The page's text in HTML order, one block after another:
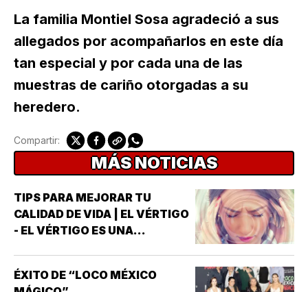
La familia Montiel Sosa agradeció a sus
allegados por acompañarlos en este día
tan especial y por cada una de las
muestras de cariño otorgadas a su
heredero.
Compartir:
MÁS NOTICIAS
TIPS PARA MEJORAR TU
CALIDAD DE VIDA | EL VÉRTIGO
- EL VÉRTIGO ES UNA
MISMO O EL ENTORNO ESTÁN
ÉXITO DE “LOCO MÉXICO